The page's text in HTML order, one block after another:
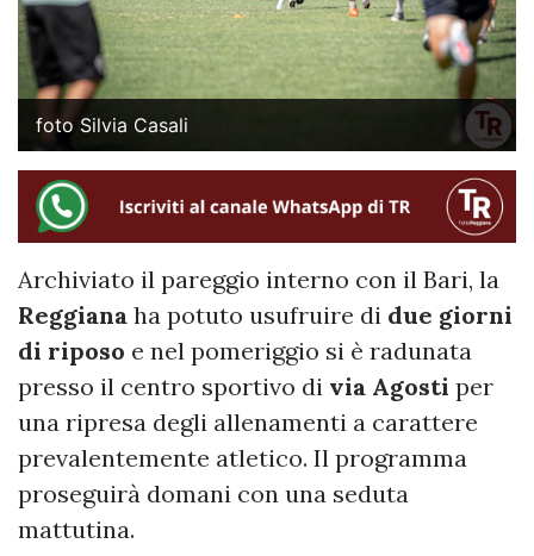
foto Silvia Casali
Archiviato il pareggio interno con il Bari, la
Reggiana ha potuto usufruire di due giorni
di riposo e nel pomeriggio si è radunata
presso il centro sportivo di via Agosti per
una ripresa degli allenamenti a carattere
prevalentemente atletico. Il programma
proseguirà domani con una seduta
mattutina.